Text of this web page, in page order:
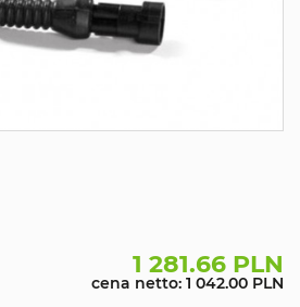
1 281.66 PLN
cena netto: 1 042.00 PLN